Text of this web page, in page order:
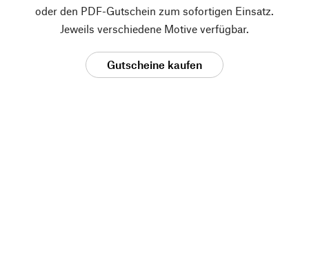
oder den PDF-Gutschein zum sofortigen Einsatz.
Jeweils verschiedene Motive verfügbar.
Gutscheine kaufen